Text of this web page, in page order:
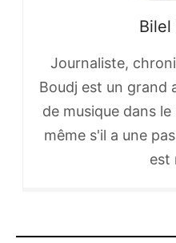
Bilel
Journaliste,
Boudj est un grand
de musique dans
même s'il a une
est